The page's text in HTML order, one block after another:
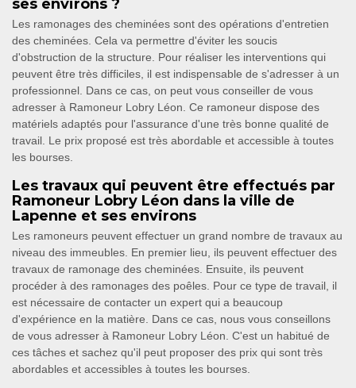
ses environs ?
Les ramonages des cheminées sont des opérations d'entretien
des cheminées. Cela va permettre d'éviter les soucis
d'obstruction de la structure. Pour réaliser les interventions qui
peuvent être très difficiles, il est indispensable de s'adresser à un
professionnel. Dans ce cas, on peut vous conseiller de vous
adresser à Ramoneur Lobry Léon. Ce ramoneur dispose des
matériels adaptés pour l'assurance d'une très bonne qualité de
travail. Le prix proposé est très abordable et accessible à toutes
les bourses.
Les travaux qui peuvent être effectués par
Ramoneur Lobry Léon dans la ville de
Lapenne et ses environs
Les ramoneurs peuvent effectuer un grand nombre de travaux au
niveau des immeubles. En premier lieu, ils peuvent effectuer des
travaux de ramonage des cheminées. Ensuite, ils peuvent
procéder à des ramonages des poêles. Pour ce type de travail, il
est nécessaire de contacter un expert qui a beaucoup
d'expérience en la matière. Dans ce cas, nous vous conseillons
de vous adresser à Ramoneur Lobry Léon. C'est un habitué de
ces tâches et sachez qu'il peut proposer des prix qui sont très
abordables et accessibles à toutes les bourses.